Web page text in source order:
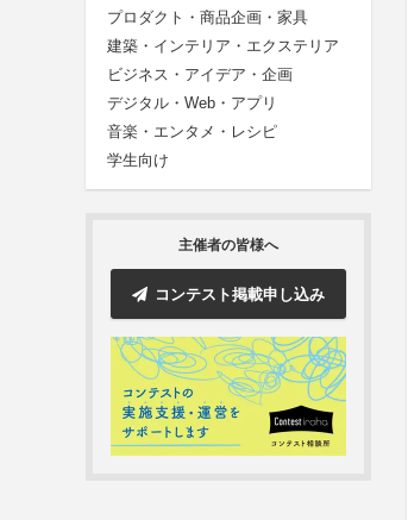
プロダクト・商品企画・家具
建築・インテリア・エクステリア
ビジネス・アイデア・企画
デジタル・Web・アプリ
音楽・エンタメ・レシピ
学生向け
主催者の皆様へ
コンテスト掲載申し込み